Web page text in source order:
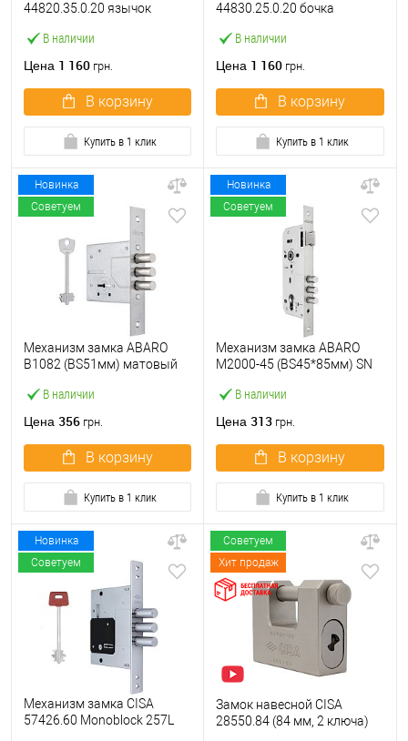
В наличии
44820.35.0.20 язычок
нержавеющая сталь
Цена 1 160 грн.
В корзину
Купить в 1 клик
В наличии
44830.25.0.20 бочка
нержавеющая сталь
Цена 1 160 грн.
В корзину
Купить в 1 клик
Новинка
Советуем
В наличии
Механизм замка ABARO
B1082 (BS51мм) матовый
Цена 356 грн.
В корзину
Купить в 1 клик
Новинка
Советуем
В наличии
Механизм замка ABARO
M2000-45 (BS45*85мм) SN
Цена 313 грн.
В корзину
Купить в 1 клик
Новинка
Советуем
Механизм замка CISA
57426.60 Monoblock 257L
Советуем
Хит продаж
Замок навесной CISA
28550.84 (84 мм, 2 ключа)